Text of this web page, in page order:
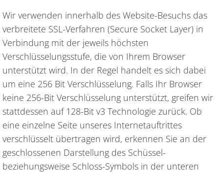
Wir verwenden innerhalb des Website-Besuchs das
verbreitete SSL-Verfahren (Secure Socket Layer) in
Verbindung mit der jeweils höchsten
Verschlüsselungsstufe, die von Ihrem Browser
unterstützt wird. In der Regel handelt es sich dabei
um eine 256 Bit Verschlüsselung. Falls Ihr Browser
keine 256-Bit Verschlüsselung unterstützt, greifen wir
stattdessen auf 128-Bit v3 Technologie zurück. Ob
eine einzelne Seite unseres Internetauftrittes
verschlüsselt übertragen wird, erkennen Sie an der
geschlossenen Darstellung des Schüssel-
beziehungsweise Schloss-Symbols in der unteren